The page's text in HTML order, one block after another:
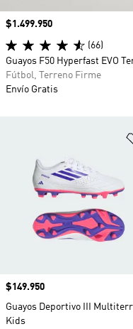
Precio
$149.950
Guayos Deportivo III
Kids
Precio
$1.499.950
(66)
Guayos F50 Hyperfast EVO
Fútbol, Terreno Firme
Envío Gratis